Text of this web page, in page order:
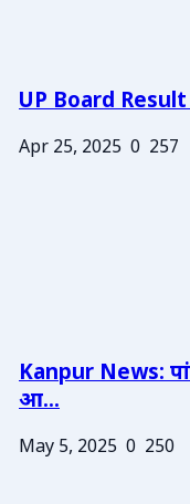
UP Board Result
Apr 25, 2025 0 257
Kanpur News:
आ...
May 5, 2025 0 250